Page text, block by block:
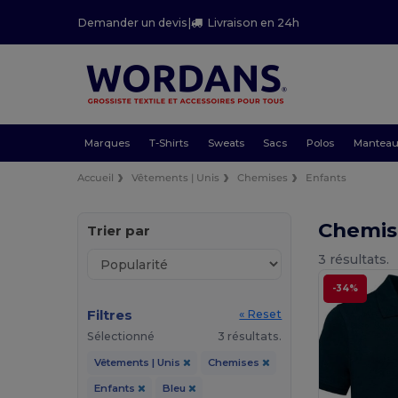
Demander un devis| Livraison en 24h
Marques T-Shirts Sweats Sacs Polos
Accueil Vêtements | Unis Chemises Enfants
Trier par
Filtres
« Reset
Sélectionné
3 résultats.
Vêtements | Unis Chemises
Enfants Bleu
3 résultats.
-34%